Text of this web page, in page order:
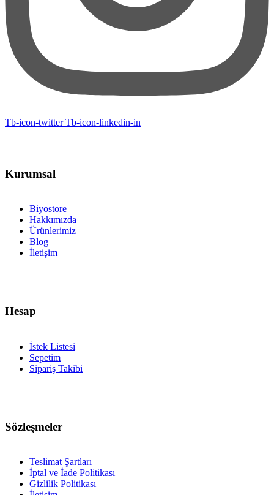
Tb-icon-twitter Tb-icon-linkedin-in
Kurumsal
Biyostore
Hakkımızda
Ürünlerimiz
Blog
İletişim
Hesap
İstek Listesi
Sepetim
Sipariş Takibi
Sözleşmeler
Teslimat Şartları
İptal ve İade Politikası
Gizlilik Politikası